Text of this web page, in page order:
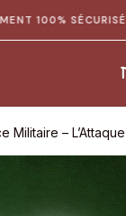
SÉCURISÉ
Militaire –